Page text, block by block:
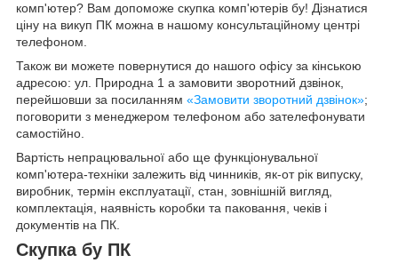
комп'ютер? Вам допоможе скупка комп'ютерів бу! Дізнатися
ціну на викуп ПК можна в нашому консультаційному центрі
телефоном.
Також ви можете повернутися до нашого офісу за кінською
адресою: ул. Природна 1 а замовити зворотний дзвінок,
перейшовши за посиланням «Замовити зворотний дзвінок»;
поговорити з менеджером телефоном або зателефонувати
самостійно.
Вартість непрацювальної або ще функціонувальної
комп'ютера-техніки залежить від чинників, як-от рік випуску,
виробник, термін експлуатації, стан, зовнішній вигляд,
комплектація, наявність коробки та паковання, чеків і
документів на ПК.
Скупка бу ПК